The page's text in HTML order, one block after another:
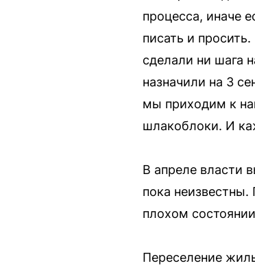
процесса, иначе
писать и
сделали ни шага
назначили на 3
мы приходим к
шлакоблоки. И
В апреле власти
пока
плохом
Переселение